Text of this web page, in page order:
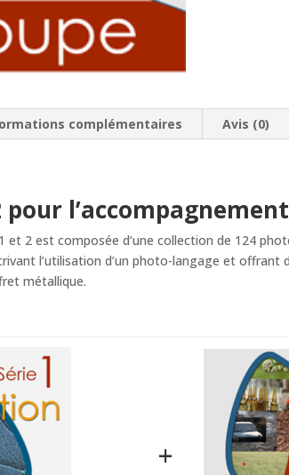
complémentaires Avis (0)
pour
et 2 est composée d’une collection de 124
l’utilisation d’un photo-langage et
métallique.
+